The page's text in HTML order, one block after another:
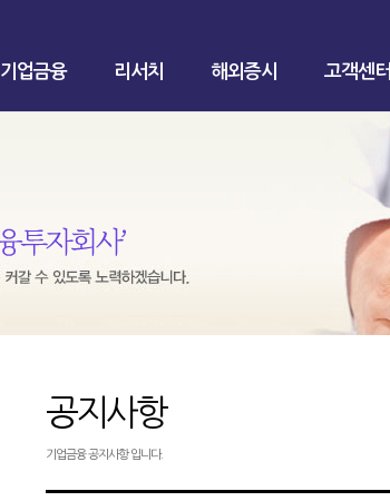
기업금융 리서치 해외증시 고객센터
공지사항
기업금융 공지사항 입니다.